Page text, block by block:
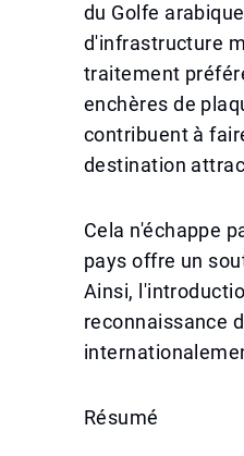
du Golfe
d'infrastructure
traitement
enchères de
contribuent à
destination
Cela n'échappe
pays offre un
Ainsi,
reconnaissance
Résumé